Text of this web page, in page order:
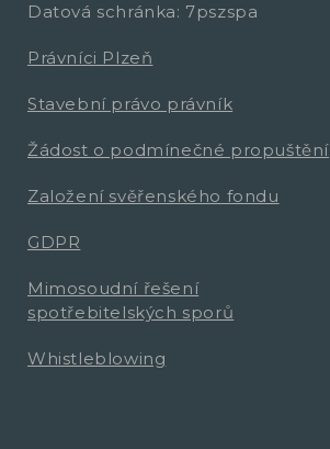
Datová schránka: 7pszspa
Právníci Plzeň
Stavební právo právník
Žádost o podmínečné propuštění
Založení svěřenského fondu
GDPR
Mimosoudní řešení
spotřebitelských sporů
Whistleblowing